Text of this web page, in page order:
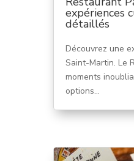
expériences
détaillés
Découvrez une
Saint-Martin. Le
moments
options...